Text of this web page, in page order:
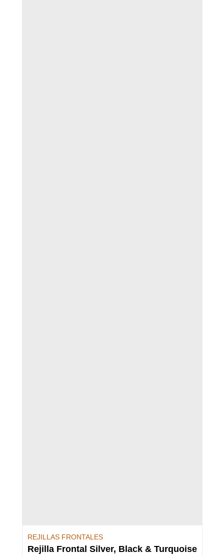
REJILLAS FRONTALES
Rejilla Frontal Silver, Black & Turquoise